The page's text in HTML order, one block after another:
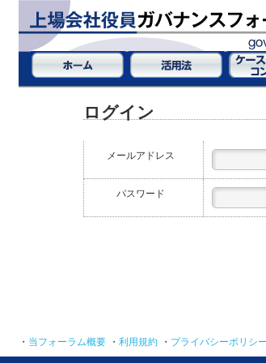
ログイン
メールアドレス
パスワード
・ 当フォーラム概要 ・ 利用規約 ・ プライバシーポリシー